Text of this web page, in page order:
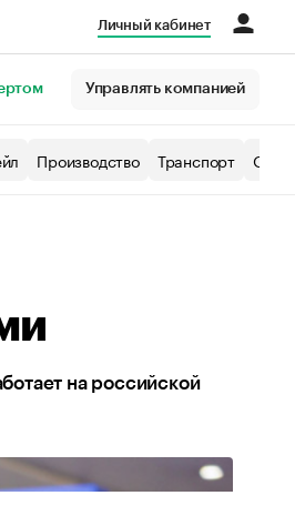
Личный кабинет
Управлять компанией
Производство Транспорт
на российской